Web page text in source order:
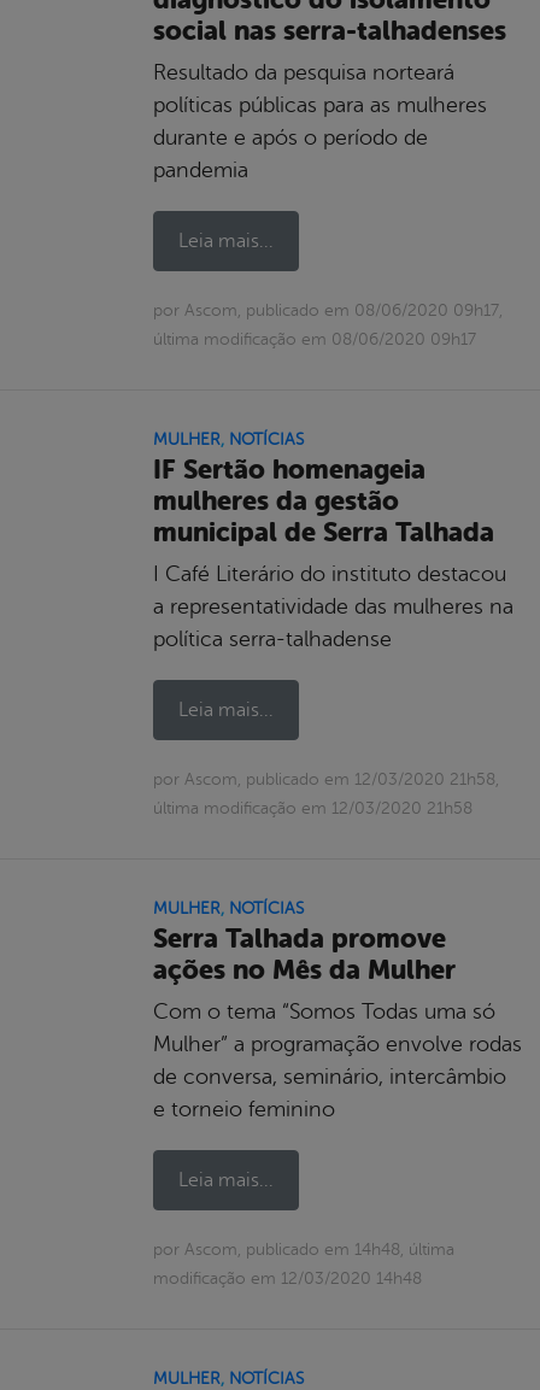
social nas serra-talhadenses
Resultado da pesquisa norteará
políticas públicas para as mulheres
durante e após o período de
pandemia
Leia mais...
por Ascom, publicado em 08/06/2020 09h17,
última modificação em 08/06/2020 09h17
MULHER, NOTÍCIAS
IF Sertão homenageia
mulheres da gestão
municipal de Serra Talhada
I Café Literário do instituto destacou
a representatividade das mulheres na
política serra-talhadense
Leia mais...
por Ascom, publicado em 12/03/2020 21h58,
última modificação em 12/03/2020 21h58
MULHER, NOTÍCIAS
Serra Talhada promove
ações no Mês da Mulher
Com o tema “Somos Todas uma só
Mulher” a programação envolve rodas
de conversa, seminário, intercâmbio
e torneio feminino
Leia mais...
por Ascom, publicado em 14h48, última
modificação em 12/03/2020 14h48
MULHER, NOTÍCIAS